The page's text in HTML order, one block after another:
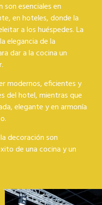
esenciales en
en hoteles, donde la
a los huéspedes. La
elegancia de la
dar a la cocina un
modernos, eficientes y
del hotel, mientras que
elegante y en armonía
decoración son
de una cocina y un